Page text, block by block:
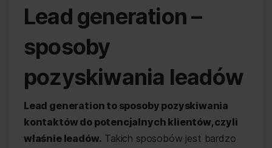
Lead generation –
sposoby
pozyskiwania leadów
Lead generation to sposoby pozyskiwania
kontaktów do potencjalnych klientów, czyli
właśnie leadów. Takich sposobów jest bardzo